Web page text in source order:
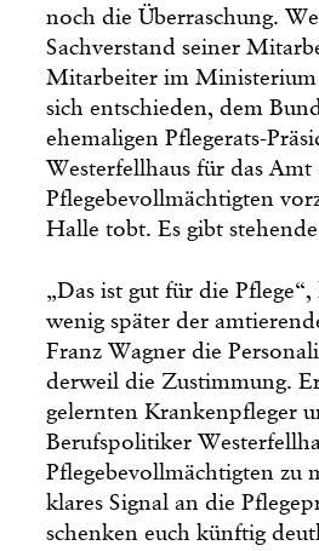
noch die Überraschung.
Sachverstand seiner
Mitarbeiter im Ministerium
sich entschieden, dem
ehemaligen Pflegerats-
Westerfellhaus für das Amt
Pflegebevollmächtigten
Halle tobt. Es gibt
„Das ist gut für die
wenig später der
Franz Wagner die
derweil die Zustimmung.
gelernten Krankenpfleger
Berufspolitiker
Pflegebevollmächtigten zu
klares Signal an die
schenken euch künftig